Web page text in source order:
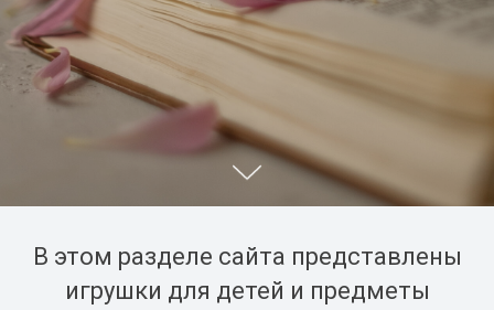
В этом разделе сайта представлены
игрушки для детей и предметы